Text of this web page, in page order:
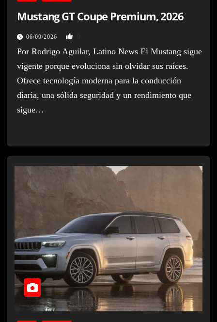
Mustang GT Coupe Premium, 2026
06/09/2026
Por Rodrigo Aguilar, Latino News El Mustang sigue
vigente porque evoluciona sin olvidar sus raíces.
Ofrece tecnología moderna para la conducción
diaria, una sólida seguridad y un rendimiento que
sigue…